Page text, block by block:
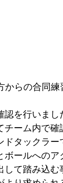
らの合同
を行いま
ーム内で
タックラ
ールへの
て踏み込